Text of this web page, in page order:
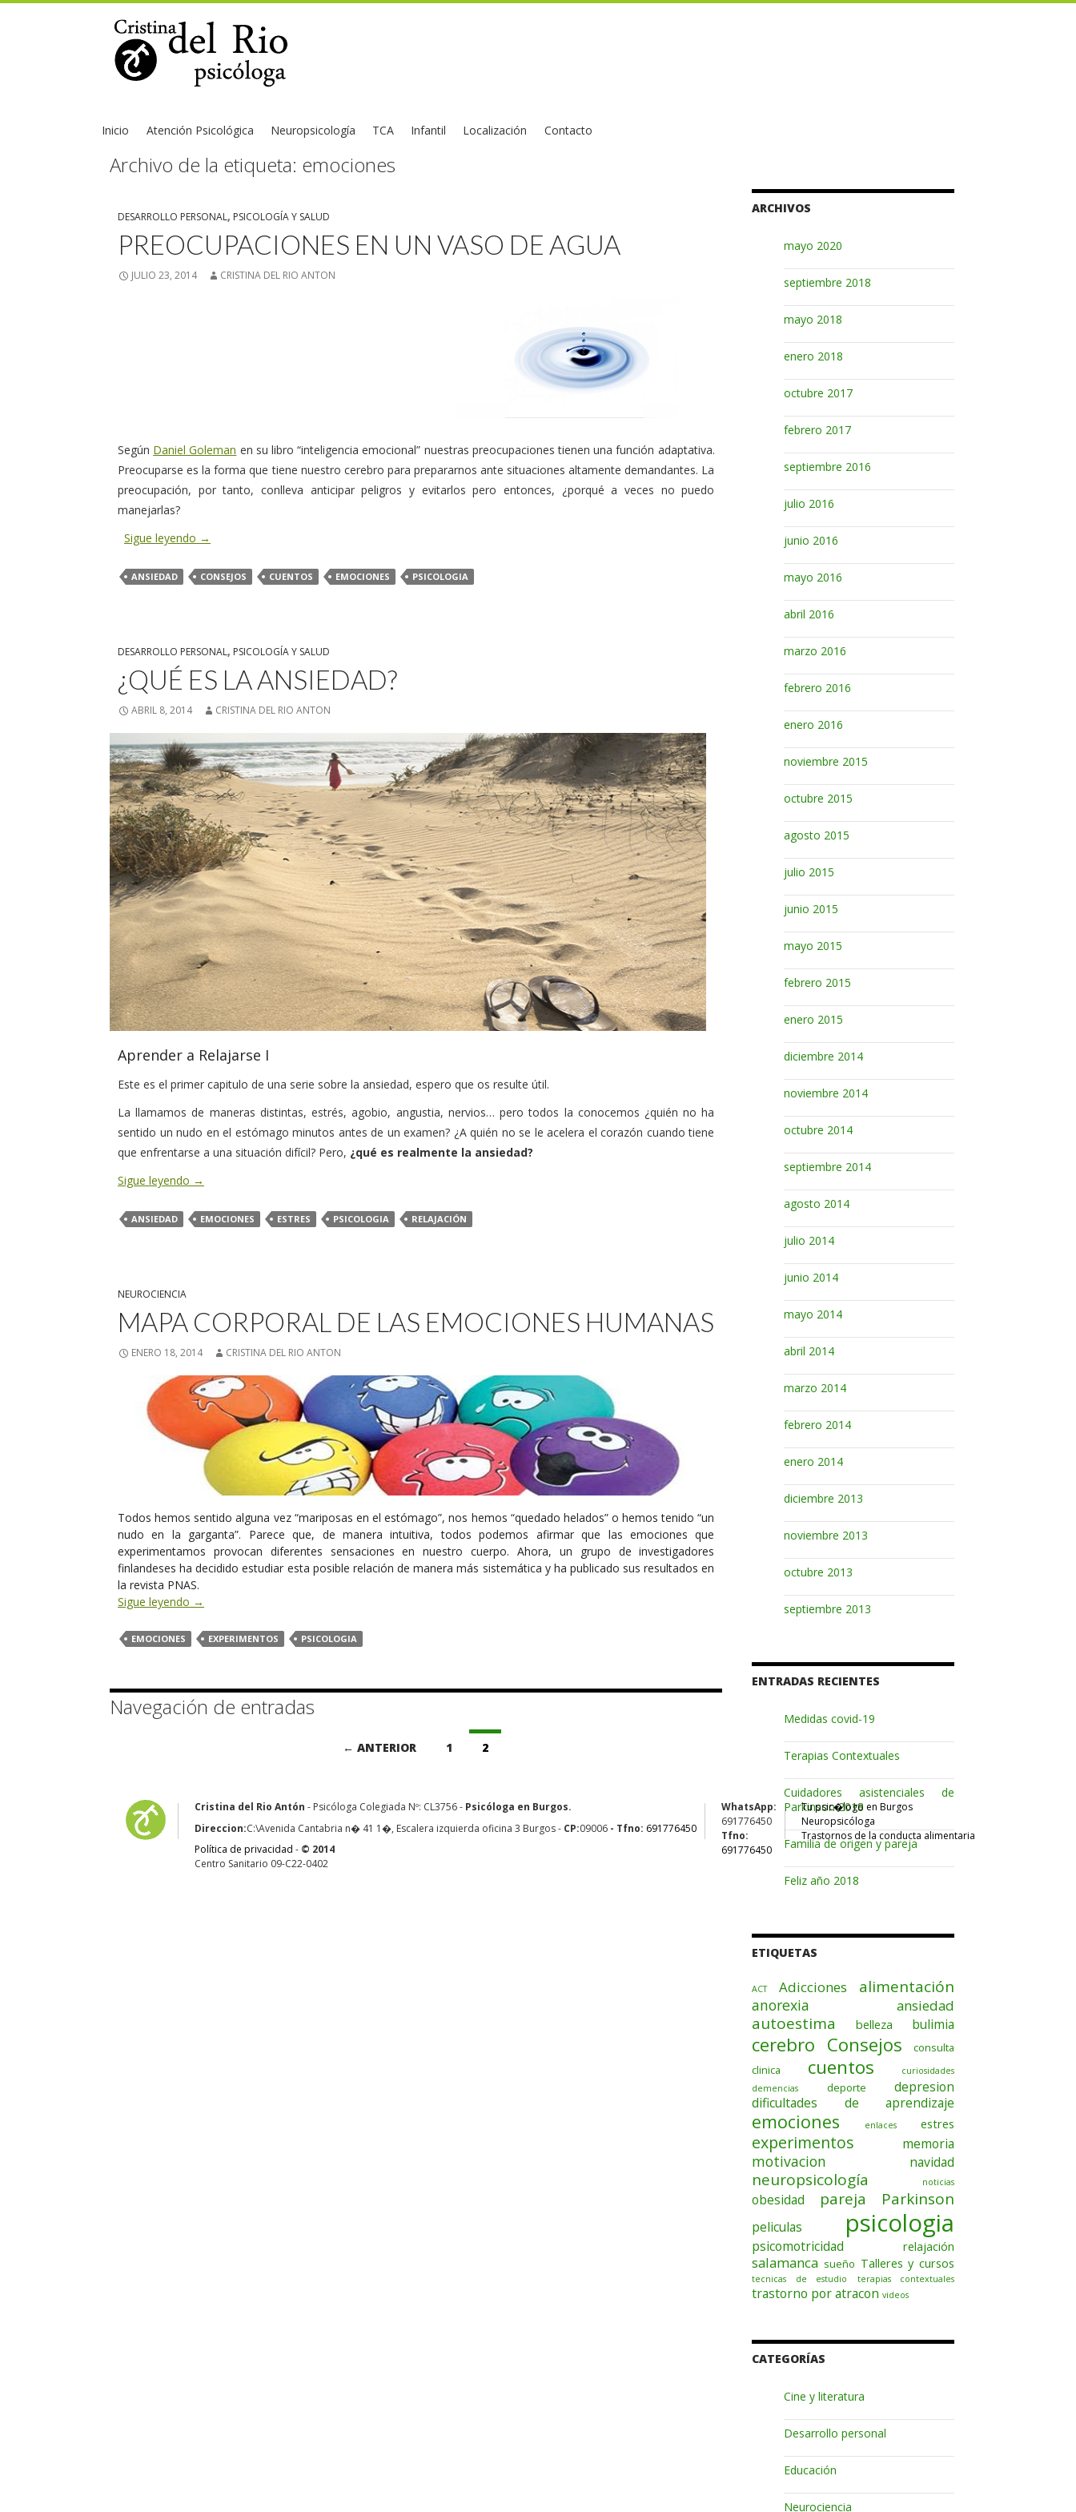
Inicio Atención Psicológica Neuropsicología TCA Infantil Localización Contacto
Archivo de la etiqueta: emociones
DESARROLLO PERSONAL, PSICOLOGÍA Y SALUD
PREOCUPACIONES EN UN VASO DE AGUA
JULIO 23, 2014 CRISTINA DEL RIO ANTON
Según Daniel Goleman en su libro “inteligencia emocional” nuestras preocupaciones tienen una función adaptativa.
Preocuparse es la forma que tiene nuestro cerebro para prepararnos ante situaciones altamente demandantes. La
preocupación, por tanto, conlleva anticipar peligros y evitarlos pero entonces, ¿porqué a veces no puedo
manejarlas?
Sigue leyendo →
ANSIEDAD CONSEJOS CUENTOS EMOCIONES PSICOLOGIA
DESARROLLO PERSONAL, PSICOLOGÍA Y SALUD
¿QUÉ ES LA ANSIEDAD?
ABRIL 8, 2014 CRISTINA DEL RIO ANTON
Aprender a Relajarse I
Este es el primer capitulo de una serie sobre la ansiedad, espero que os resulte útil.
La llamamos de maneras distintas, estrés, agobio, angustia, nervios… pero todos la conocemos ¿quién no ha
sentido un nudo en el estómago minutos antes de un examen? ¿A quién no se le acelera el corazón cuando tiene
que enfrentarse a una situación difícil? Pero, ¿qué es realmente la ansiedad?
Sigue leyendo →
ANSIEDAD EMOCIONES ESTRES PSICOLOGIA RELAJACIÓN
NEUROCIENCIA
MAPA CORPORAL DE LAS EMOCIONES HUMANAS
ENERO 18, 2014 CRISTINA DEL RIO ANTON
Todos hemos sentido alguna vez “mariposas en el estómago”, nos hemos “quedado helados” o hemos tenido “un
nudo en la garganta”. Parece que, de manera intuitiva, todos podemos afirmar que las emociones que
experimentamos provocan diferentes sensaciones en nuestro cuerpo. Ahora, un grupo de investigadores
finlandeses ha decidido estudiar esta posible relación de manera más sistemática y ha publicado sus resultados en
la revista PNAS.
Sigue leyendo →
EMOCIONES EXPERIMENTOS PSICOLOGIA
Navegación de entradas
← ANTERIOR 1 2
ARCHIVOS
mayo 2020
septiembre 2018
mayo 2018
enero 2018
octubre 2017
febrero 2017
septiembre 2016
julio 2016
junio 2016
mayo 2016
abril 2016
marzo 2016
febrero 2016
enero 2016
noviembre 2015
octubre 2015
agosto 2015
julio 2015
junio 2015
mayo 2015
febrero 2015
enero 2015
diciembre 2014
noviembre 2014
octubre 2014
septiembre 2014
agosto 2014
julio 2014
junio 2014
mayo 2014
abril 2014
marzo 2014
febrero 2014
enero 2014
diciembre 2013
noviembre 2013
octubre 2013
septiembre 2013
ENTRADAS RECIENTES
Medidas covid-19
Terapias Contextuales
Cuidadores asistenciales de
Parkinson 2018
Familia de origen y pareja
Feliz año 2018
ETIQUETAS
ACT Adicciones alimentación
anorexia ansiedad
autoestima belleza bulimia
cerebro Consejos
consulta
clinica
cuentos
curiosidades
demencias
deporte
depresion
dificultades de aprendizaje
emociones enlaces estres
experimentos memoria
motivacion navidad
neuropsicología noticias
obesidad pareja Parkinson
peliculas psicologia
psicomotricidad relajación
salamanca sueño Talleres y cursos
tecnicas de estudio terapias contextuales
trastorno por atracon videos
CATEGORÍAS
Cine y literatura
Desarrollo personal
Educación
Neurociencia
Cristina del Rio Antón - Psicóloga Colegiada Nº: CL3756 - Psicóloga en Burgos.
Direccion:C:\Avenida Cantabria n� 41 1�, Escalera izquierda oficina 3 Burgos- CP:09006 - Tfno: 691776450
Política de privacidad - © 2014
Centro Sanitario 09-C22-0402
WhatsApp:
691776450
Tfno:
691776450
Tu psic�logo en Burgos
Neuropsicóloga
Trastornos de la conducta alimentaria